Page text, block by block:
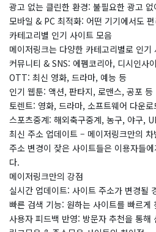
광고 없는 클린한 환경: 불필요한 광고
모바일 & PC 최적화: 어떤 기기에서도
카테고리별 인기 사이트 모음
메이저링크는 다양한 카테고리별로 인
커뮤니티 & SNS: 에펨코리아, 디시인사
OTT: 최신 영화, 드라마, 예능 등
인기 웹툰: 액션, 판타지, 로맨스, 공포 등
토렌트: 영화, 드라마, 소프트웨어 다운
스포츠중계: 해외축구중계, 농구, 야구,
최신 주소 업데이트 – 메이저링크만의
주소 변경이 잦은 사이트들은 이용자들
다.
메이저링크만의 강점
실시간 업데이트: 사이트 주소가 변경될
빠른 검색 기능: 원하는 사이트를 빠르게
사용자 피드백 반영: 방문자 추천을 통해